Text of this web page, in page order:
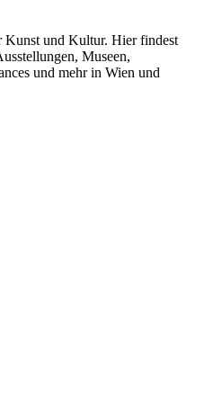
Kunst und Kultur. Hier findest
Museen,
und mehr in Wien und